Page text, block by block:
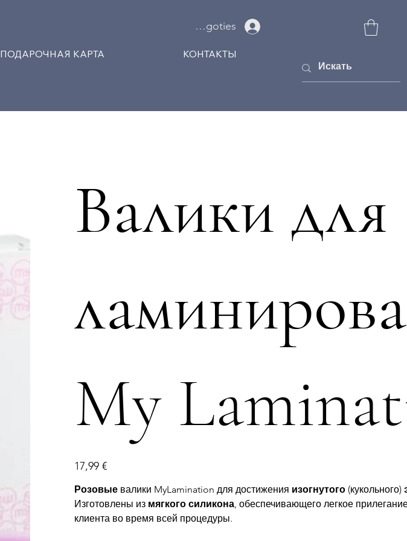
ПОДАРОЧНАЯ КАРТА КОНТАКТЫ
Ielogoties
Валики для
My
Цена
17,99 €
Розовыевалики MyLamination для достижения изогнутого(кукольного)
Изготовлены из мягкого силикона, обеспечивающего легкое
клиента во время всей процедуры.